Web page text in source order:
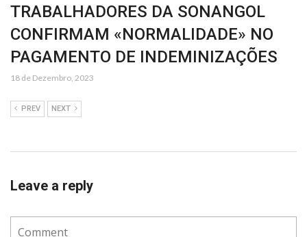
TRABALHADORES DA SONANGOL
CONFIRMAM «NORMALIDADE» NO
PAGAMENTO DE INDEMINIZAÇÕES
18 de Dezembro, 2023
PREV NEXT
Leave a reply